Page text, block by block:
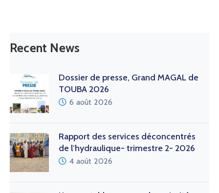
Recent News
Dossier de presse, Grand MAGAL de
TOUBA 2026
6 août 2026
Rapport des services déconcentrés
de l’hydraulique- trimestre 2- 2026
4 août 2026